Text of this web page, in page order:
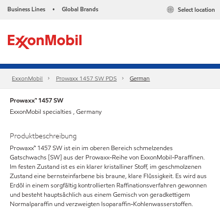
Business Lines • Global Brands Select location
ExxonMobil Prowaxx 1457 SW PDS German
Prowaxx™ 1457 SW
ExxonMobil specialties , Germany
Produktbeschreibung
Prowaxx™ 1457 SW ist ein im oberen Bereich schmelzendes
Gatschwachs [SW] aus der Prowaxx-Reihe von ExxonMobil-Paraffinen.
Im festen Zustand ist es ein klarer kristalliner Stoff, im geschmolzenen
Zustand eine bernsteinfarbene bis braune, klare Flüssigkeit. Es wird aus
Erdöl in einem sorgfältig kontrollierten Raffinationsverfahren gewonnen
und besteht hauptsächlich aus einem Gemisch von geradkettigem
Normalparaffin und verzweigten Isoparaffin-Kohlenwasserstoffen.